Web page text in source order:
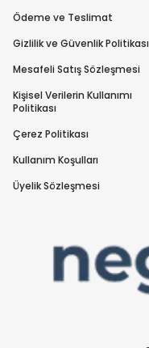
Ödeme ve Teslimat
Gizlilik ve Güvenlik Politikası
Mesafeli Satış Sözleşmesi
Kişisel Verilerin Kullanımı
Politikası
Çerez Politikası
Kullanım Koşulları
Üyelik Sözleşmesi